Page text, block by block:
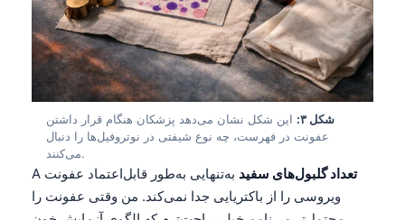
شکل ۳:
این شکل نشان می‌دهد پزشکان هنگام قرار داشتن
عفونت در فهرست، چه نوع شیفتی در نوتروفیل‌ها را دنبال
می‌کنند.
A تعداد گلبول‌های سفید به‌تنهایی به‌طور قابل‌اعتماد عفونت
ویروسی را از باکتریایی جدا نمی‌کند. من وقتی عفونت را